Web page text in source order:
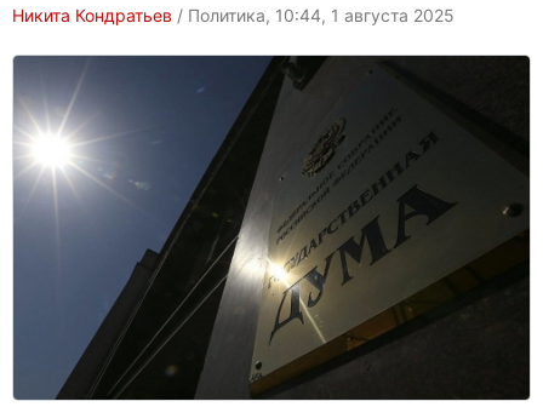
Никита Кондратьев / Политика, 10:44, 1 августа 2025